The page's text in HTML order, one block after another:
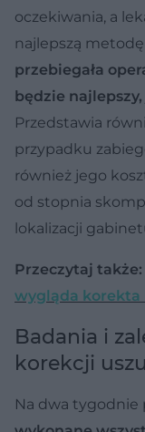
oczekiwania, a
najlepszą
przebiegała
będzie
Przedstawia
przypadku
również jego
od stopnia
lokalizacji
Przeczytaj także:
wygląda korekta
Badania i
korekcji uszu
Na dwa tygodnie